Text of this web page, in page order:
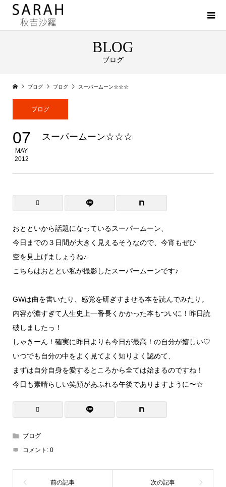
BLOG
ブログ
ブログ ブログ スーパームーン☆☆☆
ブログ
07
MAY
2012
スーパームーン☆☆☆
おとといから話題になっているスーパームーン、
今日までの３日間が大きく見えるそうなので、今宵もぜひ
空を見上げましょうね♪
こちらはおととい私が撮影したスーパームーンです♪
GWは曲を書いたり、感覚を研ぎすませる本を読んでみたり。
内容が濃すぎて人生史上一番長くかかった本もついに！昨日読
破しましたっ！
しゃきーん！確実に昨日よりも今日が最高！の自分が嬉しい♡
いつでも自分の中をよく見てよく知りよく認めて、
まずは自分自身を愛するところから全ては始まるのですね！
今日も素晴らしい笑顔があふれる午後でありますように〜☆
ブログ
コメント: 0